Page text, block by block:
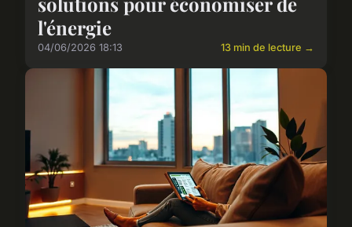
l'énergie
04/06/2026 18:13 13 min de lecture →